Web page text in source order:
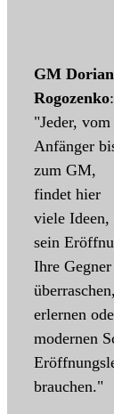
GM Dorian
Rogozenko:
"Jeder, vom
Anfänger
zum GM,
findet hier
viele Ideen,
sein
Ihre
erlernen
modernen
brauchen."